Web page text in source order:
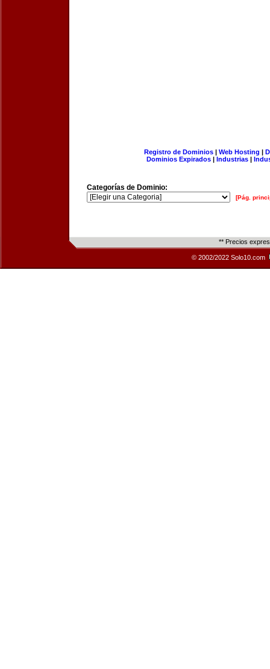
Registro de Dominios| Web Hosting |
Dominios Expirados | Industrias |
Categorías de Dominio:
[Pág.
** Precios
© 2002/2022 Solo10.com